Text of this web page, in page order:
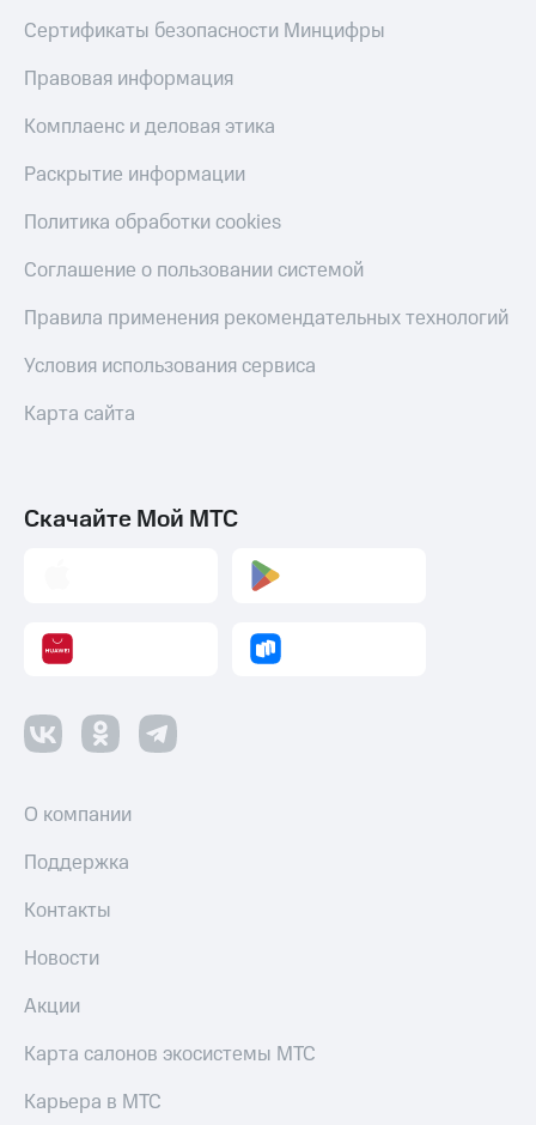
Сертификаты безопасности Минцифры
Правовая информация
Комплаенс и деловая этика
Раскрытие информации
Политика обработки cookies
Соглашение о пользовании системой
Правила применения рекомендательных технологий
Условия использования сервиса
Карта сайта
Скачайте Мой МТС
О компании
Поддержка
Контакты
Новости
Акции
Карта салонов экосистемы МТС
Карьера в МТС